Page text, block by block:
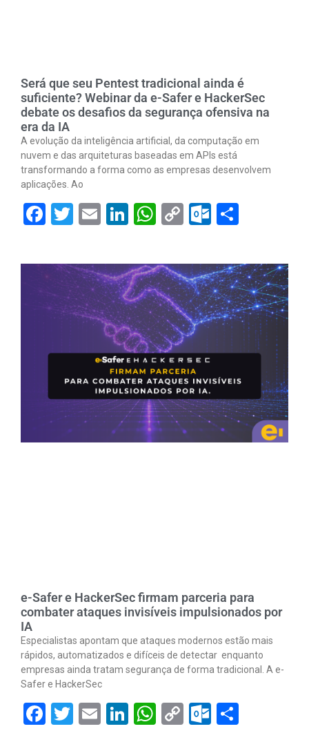
Será que seu Pentest tradicional ainda é
suficiente? Webinar da e-Safer e HackerSec
debate os desafios da segurança ofensiva na
era da IA
A evolução da inteligência artificial, da computação em
nuvem e das arquiteturas baseadas em APIs está
transformando a forma como as empresas desenvolvem
aplicações. Ao
Facebook
Twitter
EmailLinkedIn
WhatsApp
Copy
e-Safer e HackerSec firmam parceria para
combater ataques invisíveis impulsionados por
IA
Especialistas apontam que ataques modernos estão mais
rápidos, automatizados e difíceis de detectar enquanto
empresas ainda tratam segurança de forma tradicional. A e-
Safer e HackerSec
Facebook
Twitter
EmailLinkedIn
WhatsApp
Copy